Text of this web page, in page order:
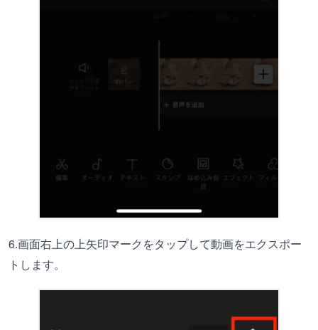
6.画面右上の上矢印マークをタップして動画をエクスポー
トします。